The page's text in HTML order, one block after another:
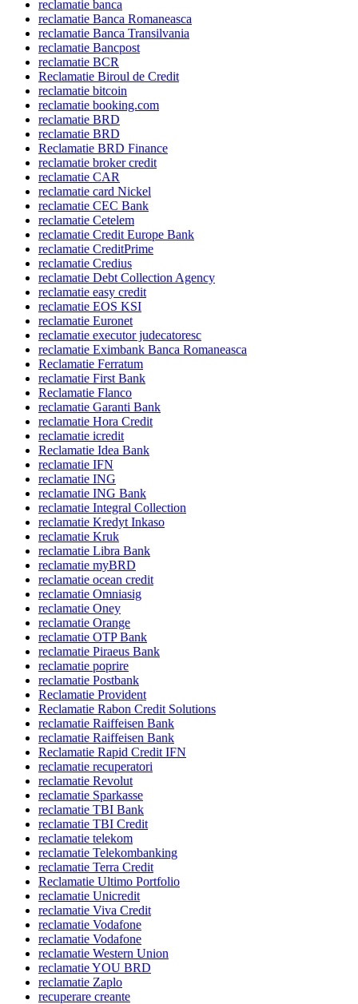
reclamatie banca
reclamatie Banca Romaneasca
reclamatie Banca Transilvania
reclamatie Bancpost
reclamatie BCR
Reclamatie Biroul de Credit
reclamatie bitcoin
reclamatie booking.com
reclamatie BRD
reclamatie BRD
Reclamatie BRD Finance
reclamatie broker credit
reclamatie CAR
reclamatie card Nickel
reclamatie CEC Bank
reclamatie Cetelem
reclamatie Credit Europe Bank
reclamatie CreditPrime
reclamatie Credius
reclamatie Debt Collection Agency
reclamatie easy credit
reclamatie EOS KSI
reclamatie Euronet
reclamatie executor judecatoresc
reclamatie Eximbank Banca Romaneasca
Reclamatie Ferratum
reclamatie First Bank
Reclamatie Flanco
reclamatie Garanti Bank
reclamatie Hora Credit
reclamatie icredit
Reclamatie Idea Bank
reclamatie IFN
reclamatie ING
reclamatie ING Bank
reclamatie Integral Collection
reclamatie Kredyt Inkaso
reclamatie Kruk
reclamatie Libra Bank
reclamatie myBRD
reclamatie ocean credit
reclamatie Omniasig
reclamatie Oney
reclamatie Orange
reclamatie OTP Bank
reclamatie Piraeus Bank
reclamatie poprire
reclamatie Postbank
Reclamatie Provident
Reclamatie Rabon Credit Solutions
reclamatie Raiffeisen Bank
reclamatie Raiffeisen Bank
Reclamatie Rapid Credit IFN
reclamatie recuperatori
reclamatie Revolut
reclamatie Sparkasse
reclamatie TBI Bank
reclamatie TBI Credit
reclamatie telekom
reclamatie Telekombanking
reclamatie Terra Credit
Reclamatie Ultimo Portfolio
reclamatie Unicredit
reclamatie Viva Credit
reclamatie Vodafone
reclamatie Vodafone
reclamatie Western Union
reclamatie YOU BRD
reclamatie Zaplo
recuperare creante